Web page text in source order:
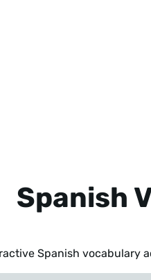
Spanish
Spanish vocabulary